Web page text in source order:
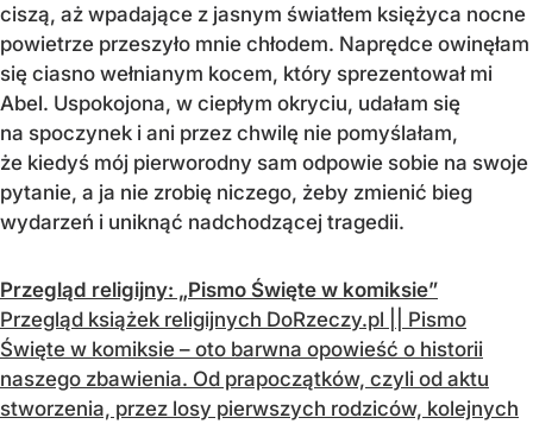
ciszą, aż wpadające z jasnym światłem księżyca nocne
powietrze przeszyło mnie chłodem. Naprędce owinęłam
się ciasno wełnianym kocem, który sprezentował mi
Abel. Uspokojona, w ciepłym okryciu, udałam się
na spoczynek i ani przez chwilę nie pomyślałam,
że kiedyś mój pierworodny sam odpowie sobie na swoje
pytanie, a ja nie zrobię niczego, żeby zmienić bieg
wydarzeń i uniknąć nadchodzącej tragedii.
Przegląd religijny: „Pismo Święte w komiksie”
Przegląd książek religijnych DoRzeczy.pl || Pismo
Święte w komiksie – oto barwna opowieść o historii
naszego zbawienia. Od prapoczątków, czyli od aktu
stworzenia, przez losy pierwszych rodziców, kolejnych